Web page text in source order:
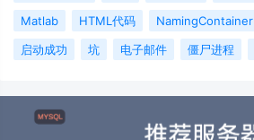
Matlab
HTML代码 NamingContainer
启动成功
坑 电子邮件 僵尸进程